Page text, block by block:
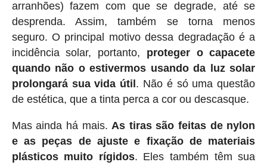
arranhões) fazem com que se degrade, até se
desprenda. Assim, também se torna menos
seguro. O principal motivo dessa degradação é a
incidência solar, portanto, proteger o capacete
quando não o estivermos usando da luz solar
prolongará sua vida útil. Não é só uma questão
de estética, que a tinta perca a cor ou descasque.
Mas ainda há mais. As tiras são feitas de nylon
e as peças de ajuste e fixação de materiais
plásticos muito rígidos. Eles também têm sua